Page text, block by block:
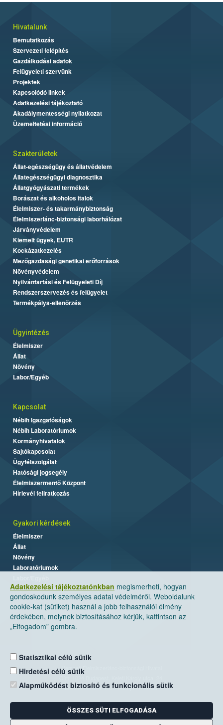
Adatkezelési tájékoztatónkban megismerheti, hogyan
gondoskodunk személyes adatai védelméről. Weboldalunk
cookie-kat (sütiket) használ a jobb felhasználói élmény
érdekében, melynek biztosításához kérjük, kattintson az
„Elfogadom” gombra.
Statisztikai célú sütik
Hirdetési célú sütik
Alapműködést biztosító és funkcionális sütik
ÖSSZES SÜTI ELFOGADÁSA
Hivatalunk
Bemutatkozás
Szervezeti felépítés
Gazdálkodási adatok
Felügyeleti szervünk
Projektek
Kapcsolódó linkek
Adatkezelési tájékoztató
Akadálymentességi nyilatkozat
Üzemeltetési információ
Szakterületek
Állat-egészségügy és állatvédelem
Állategészségügyi diagnosztika
Állatgyógyászati termékek
Borászat és alkoholos italok
Élelmiszer- és takarmánybiztonság
Élelmiszerlánc-biztonsági laborhálózat
Járványvédelem
Kiemelt ügyek, EUTR
Kockázatkezelés
Mezőgazdasági genetikai erőforrások
Növényvédelem
Nyilvántartási és Felügyeleti Díj
Rendszerszervezés és felügyelet
Termékpálya-ellenőrzés
Ügyintézés
Élelmiszer
Állat
Növény
Labor/Egyéb
Kapcsolat
Nébih Igazgatóságok
Nébih Laboratóriumok
Kormányhivatalok
Sajtókapcsolat
Ügyfélszolgálat
Hatósági jogsegély
Élelmiszermentő Központ
Hírlevél feliratkozás
Gyakori kérdések
Élelmiszer
Állat
Növény
Laboratóriumok
Nemzeti Élelmiszerlánc-biztonsági Hivatal
Levelezési cím: 1525 Budapest. Pf. 30.
E-mail:ugyfelszolgalat@nebih.gov.hu